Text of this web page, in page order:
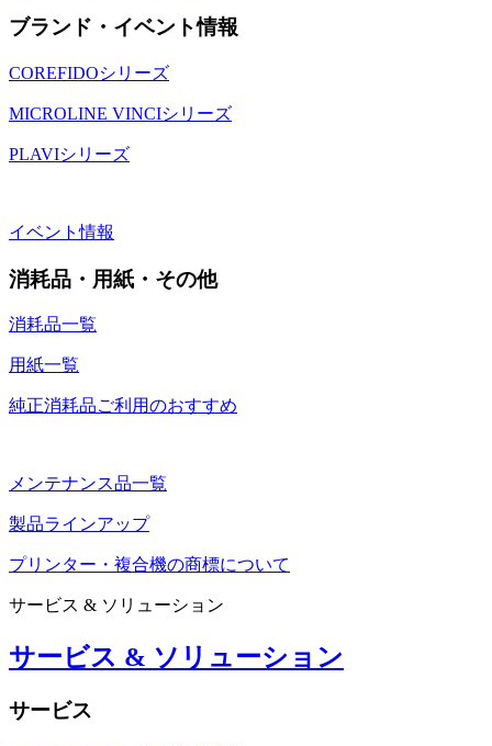
ブランド・イベント情報
COREFIDOシリーズ
MICROLINE VINCIシリーズ
PLAVIシリーズ
イベント情報
消耗品・用紙・その他
消耗品一覧
用紙一覧
純正消耗品ご利用のおすすめ
メンテナンス品一覧
製品ラインアップ
プリンター・複合機の商標について
サービス & ソリューション
サービス & ソリューション
サービス